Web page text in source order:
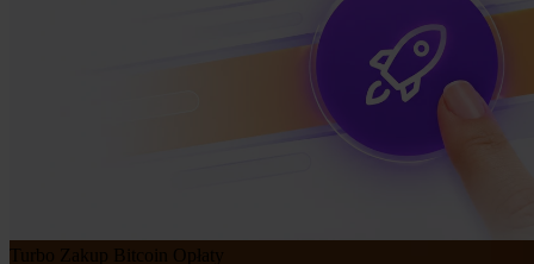
Turbo Zakup Bitcoin Opłaty